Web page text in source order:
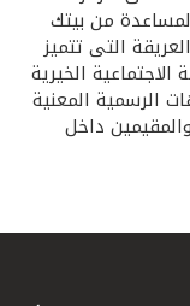
من بيتك
التى تتميز
الخيرية
الرسمية المعنية
داخل